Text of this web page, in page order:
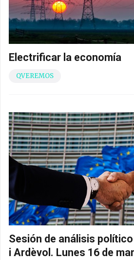
Electrificar la economía
QVEREMOS
Sesión de análisis
i Ardèvol. Lunes 16 de